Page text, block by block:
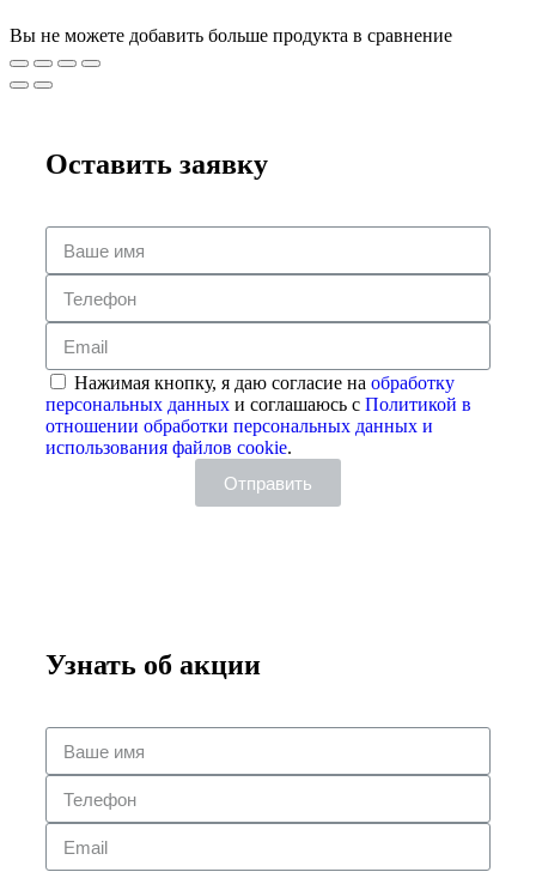
Вы не можете добавить больше продукта в сравнение
Оставить заявку
Нажимая кнопку, я даю согласие на обработку
персональных данных и соглашаюсь с Политикой в
отношении обработки персональных данных и
использования файлов cookie.
Отправить
Узнать об акции